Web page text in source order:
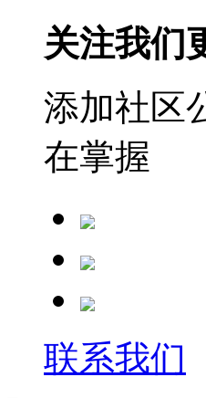
关注我们
添加社区
在掌握
联系我们